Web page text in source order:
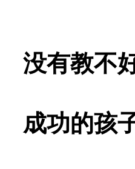
没有教不
成功的孩